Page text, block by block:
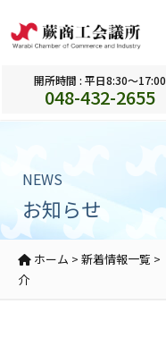
開所時間 : 平日8:30～17:00
048-432-2655
NEWS
お知らせ
ホーム > 新着情報一覧 >
介